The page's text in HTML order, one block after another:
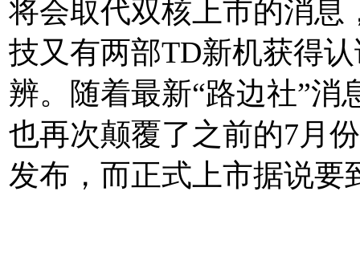
将会取代双核上市的消息
技又有两部TD新机获得
辨。随着最新“路边社”
也再次颠覆了之前的7月
发布，而正式上市据说要